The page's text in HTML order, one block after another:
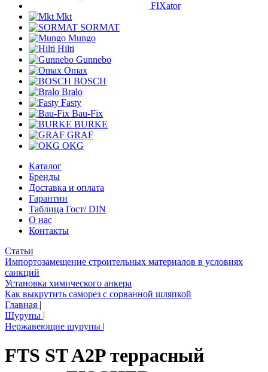
FIXator
Mkt
SORMAT
Mungo
Hilti
Gunnebo
Omax
BOSCH
Bralo
Fasty
Bau-Fix
BURKE
GRAF
OKG
Каталог
Бренды
Доставка и оплата
Гарантии
Таблица Гост/ DIN
О нас
Контакты
Статьи
Импортозамещение строительных материалов в условиях
санкций
Установка химического анкера
Как выкрутить саморез с сорванной шляпкой
Главная |
Шурупы |
Нержавеющие шурупы |
FTS ST A2P террасный